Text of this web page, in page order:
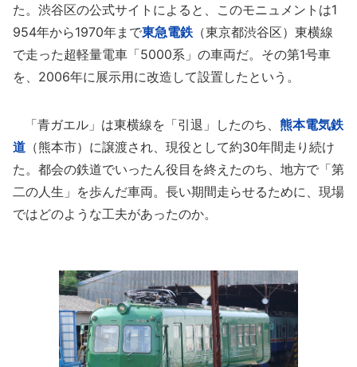
た。渋谷区の公式サイトによると、このモニュメントは1
954年から1970年まで東急電鉄 （東京都渋谷区）東横線
で走った超軽量電車「5000系」の車両だ。その第1号車
を、2006年に展示用に改造して設置したという。
「青ガエル」は東横線を「引退」したのち、 熊本電気鉄
道 （熊本市）に譲渡され、現役として約30年間走り続け
た。都会の鉄道でいったん役目を終えたのち、地方で「第
二の人生」を歩んだ車両。長い期間走らせるために、現場
ではどのような工夫があったのか。